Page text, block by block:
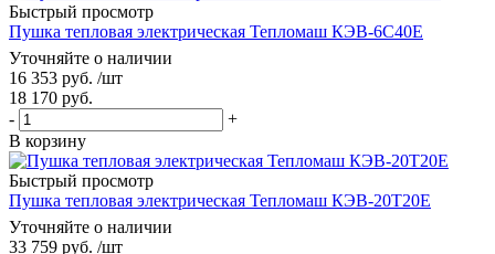
Быстрый просмотр
Пушка тепловая электрическая Тепломаш КЭВ-6С40Е
Уточняйте о наличии
16 353 руб. /шт
18 170 руб.
-
+
В корзину
Быстрый просмотр
Пушка тепловая электрическая Тепломаш КЭВ-20Т20Е
Уточняйте о наличии
33 759 руб. /шт